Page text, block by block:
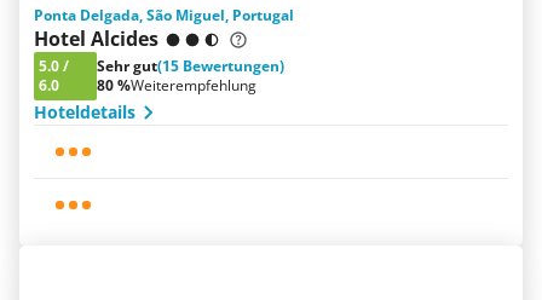
Ponta Delgada, São Miguel, Portugal
Hotel Alcides
5.0/
6.0
Sehr gut(15 Bewertungen)
80 %Weiterempfehlung
Hoteldetails